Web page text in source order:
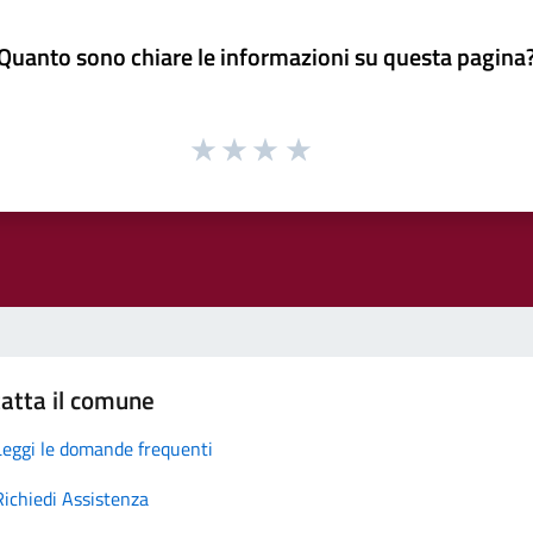
sono chiare le informazioni su questa
il comune
le domande frequenti
Assistenza